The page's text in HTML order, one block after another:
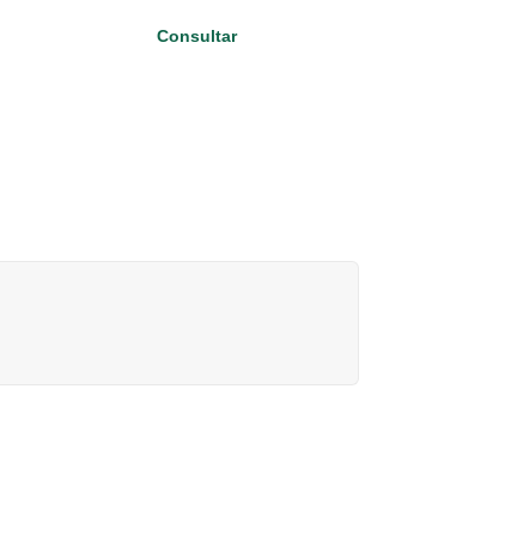
Consultar